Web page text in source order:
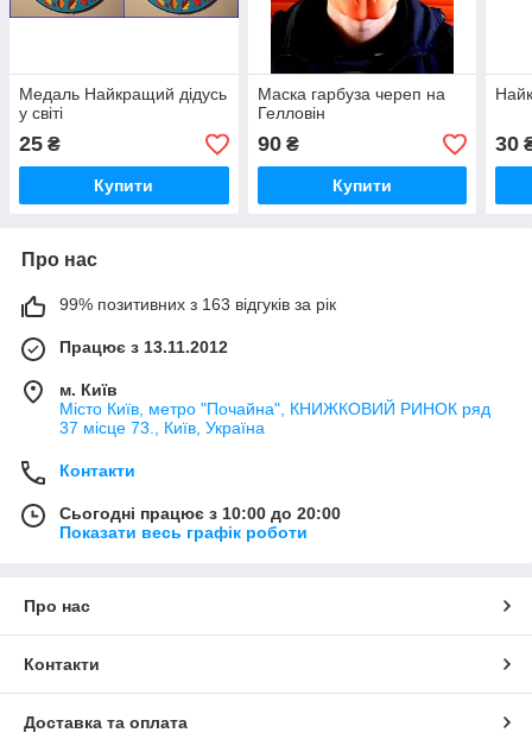
Медаль Найкращий дідусь
у світі
25 ₴
Купити
Маска гарбуза череп на
Гелловін
90₴
Купити
30
Про нас
99% позитивних з 163 відгуків за рік
Працює з 13.11.2012
м. Київ
Місто Київ, метро "Почайна", КНИЖКОВИЙ РИНОК ряд
37 місце 73., Київ, Україна
Контакти
Сьогодні працює з 10:00 до 20:00
Показати весь графік роботи
Про нас
Контакти
Доставка та оплата